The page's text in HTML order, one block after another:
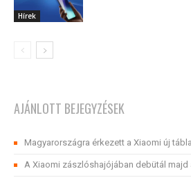
Hírek
AJÁNLOTT BEJEGYZÉSEK
Magyarországra érkezett a Xiaomi új
A Xiaomi zászlóshajójában debütál majd